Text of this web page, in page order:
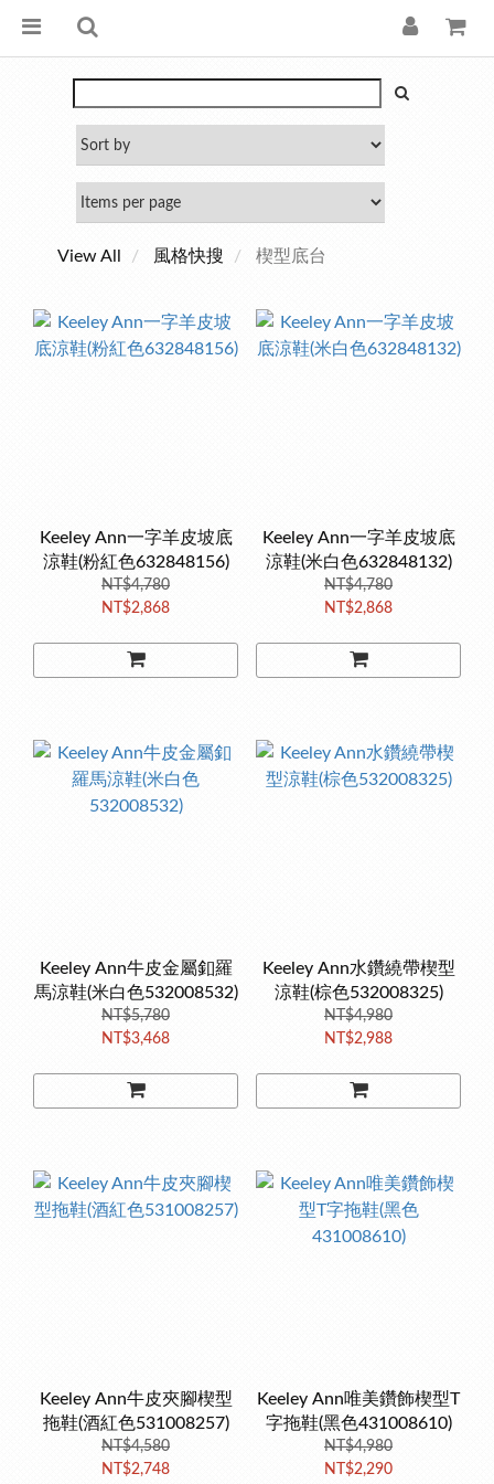
View All 風格快搜 楔型底台
Keeley Ann一字羊皮坡底
涼鞋(粉紅色632848156)
NT$4,780
NT$2,868
Keeley Ann一字羊皮坡底
涼鞋(米白色632848132)
NT$4,780
NT$2,868
Keeley Ann牛皮金屬釦羅
馬涼鞋(米白色532008532)
NT$5,780
NT$3,468
Keeley Ann水鑽繞帶楔型
涼鞋(棕色532008325)
NT$4,980
NT$2,988
Keeley Ann牛皮夾腳楔型
拖鞋(酒紅色531008257)
NT$4,580
NT$2,748
Keeley Ann唯美鑽飾楔型T
字拖鞋(黑色431008610)
NT$4,980
NT$2,290